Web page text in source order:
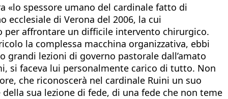
«lo spessore umano del cardinale fatto di
di Verona del 2006, la cui
per affrontare un difficile intervento chirurgico.
la complessa macchina organizzativa, ebbi
lezioni di governo pastorale dall’amato
si faceva lui personalmente carico di tutto. Non
che riconoscerà nel cardinale Ruini un suo
della sua lezione di fede, di una fede che non teme